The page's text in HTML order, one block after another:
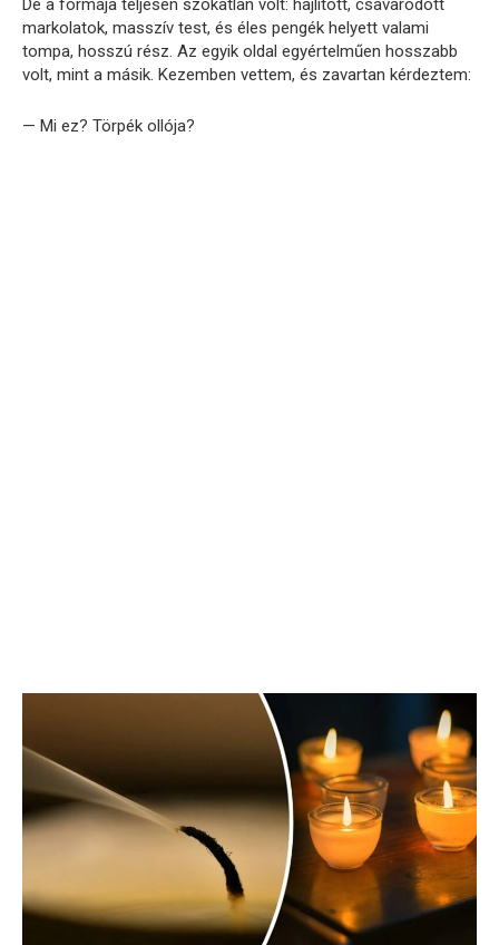
De a formája teljesen szokatlan volt: hajlított, csavarodott
markolatok, masszív test, és éles pengék helyett valami
tompa, hosszú rész. Az egyik oldal egyértelműen hosszabb
volt, mint a másik. Kezemben vettem, és zavartan kérdeztem:
— Mi ez? Törpék ollója?